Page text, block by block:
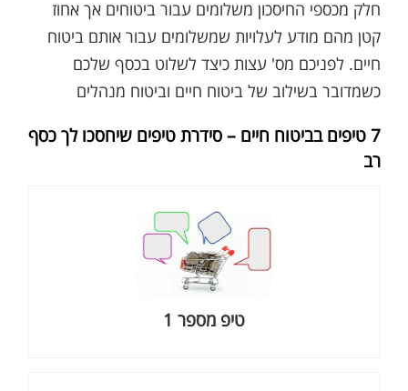
חלק מכספי החיסכון משלומים עבור ביטוחים אך אחוז
קטן מהם מודע לעלויות שמשלומים עבור אותם ביטוח
חיים. לפניכם מס' עצות כיצד לשלוט בכסף שלכם
כשמדובר בשילוב של ביטוח חיים וביטוח מנהלים
7 טיפים בביטוח חיים – סידרת טיפים שיחסכו לך כסף
רב
טיפ מספר 1
הנחות בביטוח חיים למקרה מוות
למאמר בהרחבה